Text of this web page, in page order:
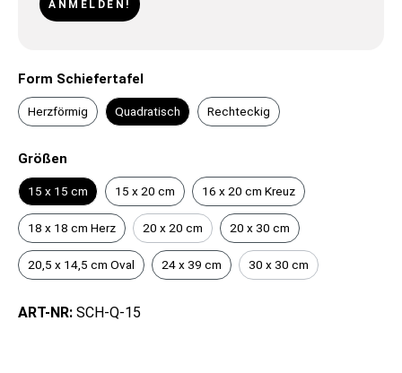
ANMELDEN!
Form Schiefertafel
Herzförmig Quadratisch Rechteckig
Größen
15 x 15 cm 15 x 20 cm 16 x 20 cm Kreuz
18 x 18 cm Herz 20 x 20 cm 20 x 30 cm
20,5 x 14,5 cm Oval 24 x 39 cm 30 x 30 cm
ART-NR: SCH-Q-15